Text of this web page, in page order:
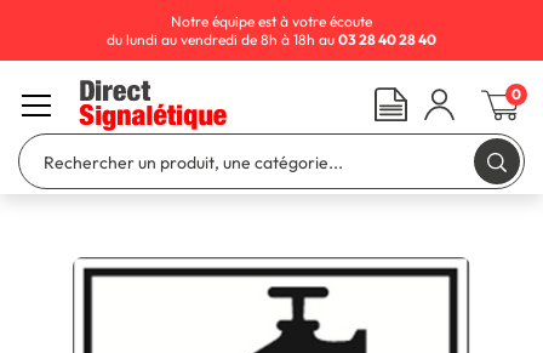
Notre équipe est à votre écoute
du lundi au vendredi de 8h à 18h au 03 28 40 28 40
0